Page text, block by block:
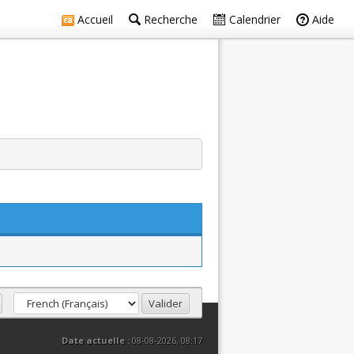
Accueil Recherche Calendrier Aide
Date actuelle :08-08-2026, 08:17